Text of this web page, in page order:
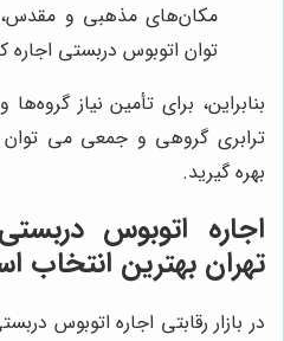
مکان‌های مذهبی و مقدس،
توان اتوبوس دربستی اجاره
بنابراین، برای تأمین نیاز
ترابری گروهی و جمعی می
بهره گیرید.
اجاره اتوبوس
تهران بهترین انتخاب
در بازار رقابتی اجاره اتوبوس